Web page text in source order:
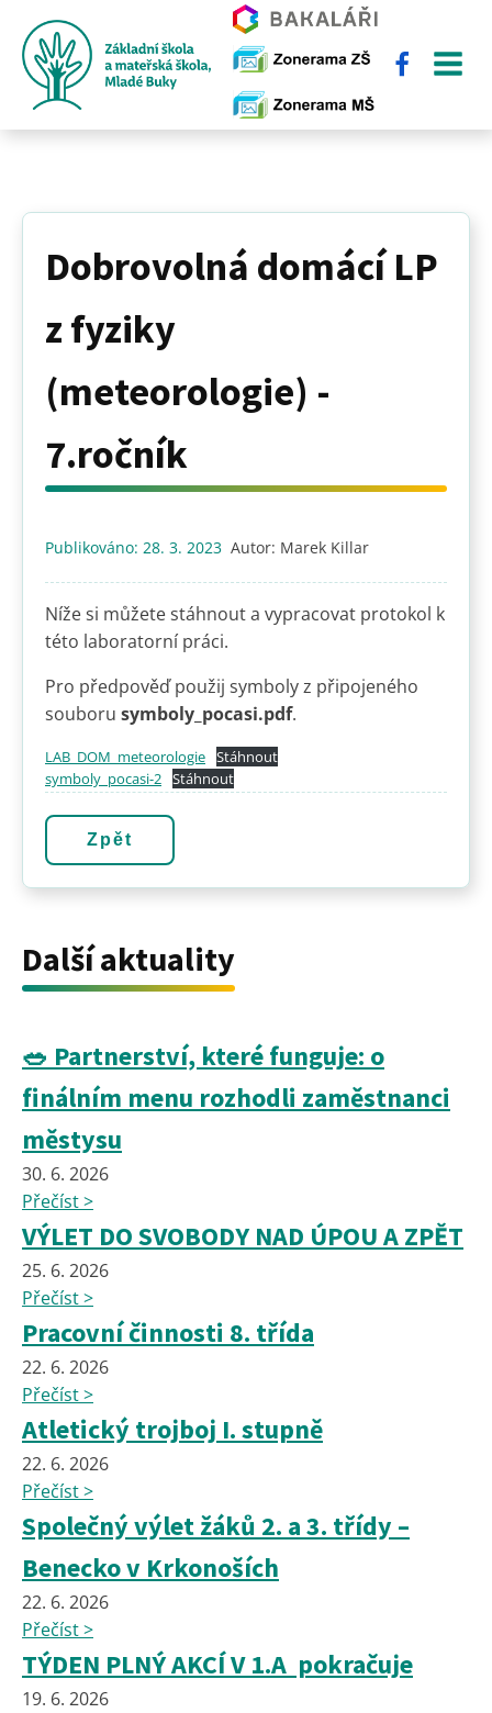
Dobrovolná domácí LP
z fyziky
(meteorologie) -
7.ročník
Publikováno: 28. 3. 2023 Autor: Marek Killar
Níže si můžete stáhnout a vypracovat protokol k
této laboratorní práci.
Pro předpověď použij symboly z připojeného
souboru symboly_pocasi.pdf.
LAB_DOM_meteorologie Stáhnout
symboly_pocasi-2 Stáhnout
Zpět
Další aktuality
🥗 Partnerství, které funguje: o
finálním menu rozhodli zaměstnanci
městysu
30. 6. 2026
Přečíst >
VÝLET DO SVOBODY NAD ÚPOU A ZPĚT
25. 6. 2026
Přečíst >
Pracovní činnosti 8. třída
22. 6. 2026
Přečíst >
Atletický trojboj I. stupně
22. 6. 2026
Přečíst >
Společný výlet žáků 2. a 3. třídy –
Benecko v Krkonoších
22. 6. 2026
Přečíst >
TÝDEN PLNÝ AKCÍ V 1.A pokračuje
19. 6. 2026